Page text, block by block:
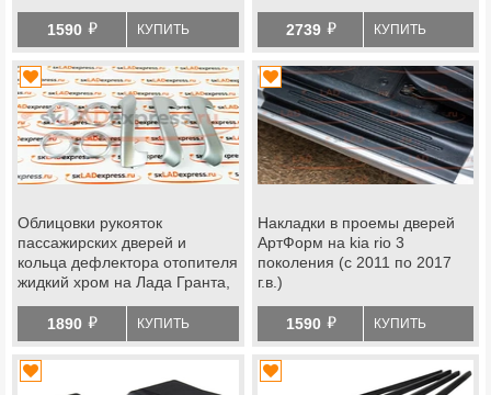
1590 й КУПИТЬ 2739 й КУПИТЬ
Облицовки рукояток
пассажирских дверей и
кольца дефлектора отопителя
жидкий хром на Лада Гранта,
1890 й КУПИТЬ
Накладки в проемы дверей
АртФорм на kia rio 3
поколения (с 2011 по 2017
г.в.)
1590 й КУПИТЬ